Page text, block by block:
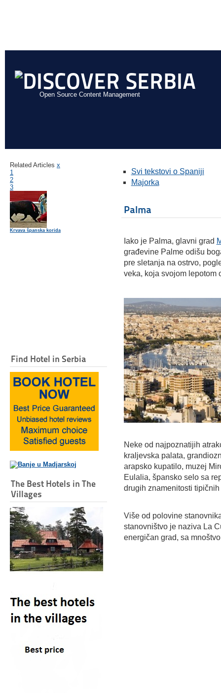
Open Source Content Management
Related Articles x
1
2
3
Krvava španska korida
Find Hotel in Serbia
The Best Hotels in The
Villages
Svi tekstovi o Spaniji
Majorka
Palma
Iako je Palma, glavni grad
građevine Palme odišu
pre sletanja na ostrvo,
veka, koja svojom lepotom
Neke od najpoznatijih
kraljevska palata,
arapsko kupatilo, muzej
Eulalia, špansko selo sa
drugih znamenitosti
Više od polovine
stanovništvo je naziva La
energičan grad, sa